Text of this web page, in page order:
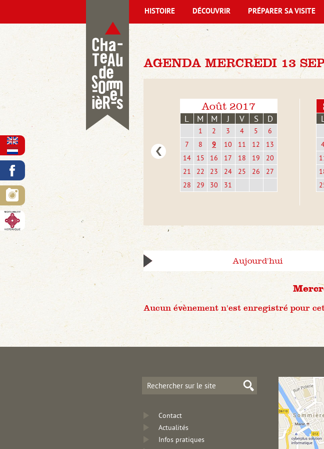
AGENDA MERCREDI 13
Août 2017
L M M J V S D
1 2 3 4 5
6
7
8 9 10 11 12
13
14
15 16 17 18 19
20
21
22 23 24 25 26
27
28
29 30 31
Aujourd'hui
Aucun évènement n'est enregistré pour
HISTOIRE DÉCOUVRIR PRÉPARER SA VISITE
Contact
Actualités
Infos pratiques